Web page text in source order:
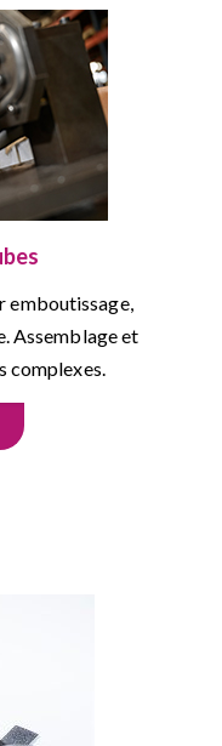
emboutissage,
Assemblage et
complexes.